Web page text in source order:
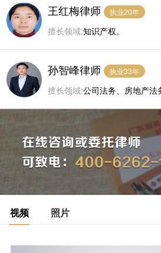
王红梅律师 执业20年
擅长领域:知识产权。
孙智峰律师 执业33年
擅长领域:公司法务、房地产法
视频 照片